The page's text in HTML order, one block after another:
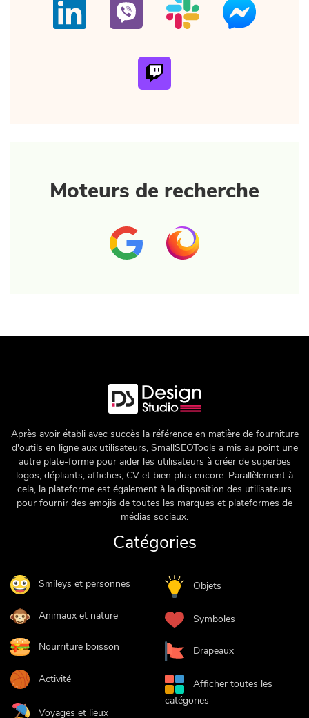
Moteurs de recherche
Après avoir établi avec succès la référence en matière de fourniture
d'outils en ligne aux utilisateurs, SmallSEOTools a mis au point une
autre plate-forme pour aider les utilisateurs à créer de superbes
logos, dépliants, affiches, CV et bien plus encore. Parallèlement à
cela, la plateforme est également à la disposition des utilisateurs
pour fournir des emojis de toutes les marques et plateformes de
médias sociaux.
Catégories
Smileys et personnes
Animaux et nature
Nourriture boisson
Activité
Voyages et lieux
Objets
Symboles
Drapeaux
Afficher toutes les
catégories